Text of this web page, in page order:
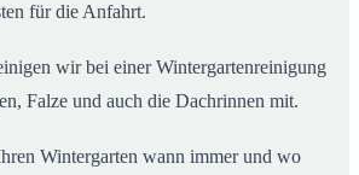
für die Anfahrt.
wir bei einer Wintergartenreinigung
Falze und auch die Dachrinnen mit.
Wintergarten wann immer und wo